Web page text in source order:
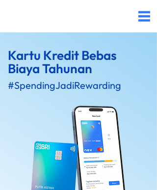
Kartu Kredit Bebas
Biaya Tahunan
#SpendingJadiRewarding